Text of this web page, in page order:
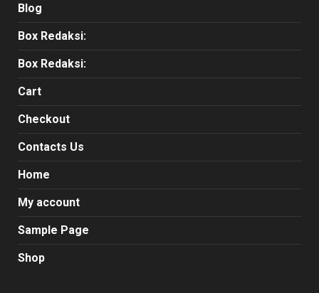
Blog
Box Redaksi:
Box Redaksi:
Cart
Checkout
Contacts Us
Home
My account
Sample Page
Shop